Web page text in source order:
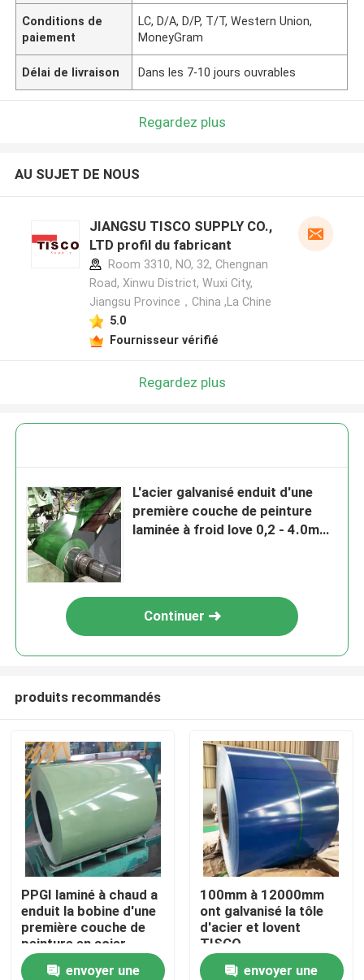
Maison
Produits
Au sujet de nous
Conditions de
paiement
LC, D/A, D/P, T/T, Western Union,
MoneyGram
Délai de livraison Dans les 7-10 jours ouvrables
Regardez plus
AU SUJET DE NOUS
JIANGSU TISCO SUPPLY CO.,
LTD profil du fabricant
Room 3310, NO, 32, Chengnan
Road, Xinwu District, Wuxi City,
Jiangsu Province，China ,La Chine
5.0
Fournisseur vérifié
Regardez plus
L'acier galvanisé enduit d'une
première couche de peinture
laminée à froid love 0,2 - 4.0mm
Continuer
produits recommandés
PPGI laminé à chaud a
enduit la bobine d'une
première couche de
peinture en acier
4mm-300mm SPCD
TISCO envoyer une
100mm à 12000mm
ont galvanisé la tôle
d'acier et lovent
TISCO
envoyer une